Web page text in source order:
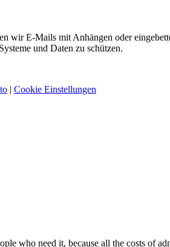
wir E-Mails mit Anhängen oder
und Daten zu schützen.
| Cookie Einstellungen
who need it, because all the costs